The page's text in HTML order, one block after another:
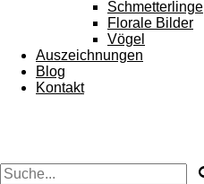
Schmetterlinge
Florale Bilder
Vögel
Auszeichnungen
Blog
Kontakt